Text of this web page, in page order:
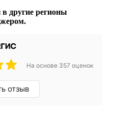
в другие регионы
На основе 357 оценок
отзыв